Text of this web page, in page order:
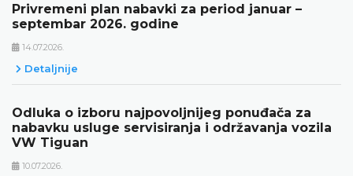
Privremeni plan nabavki za period januar –
septembar 2026. godine
14.07.2026.
Detaljnije
Odluka o izboru najpovoljnijeg ponuđača za
nabavku usluge servisiranja i održavanja vozila
VW Tiguan
10.07.2026.